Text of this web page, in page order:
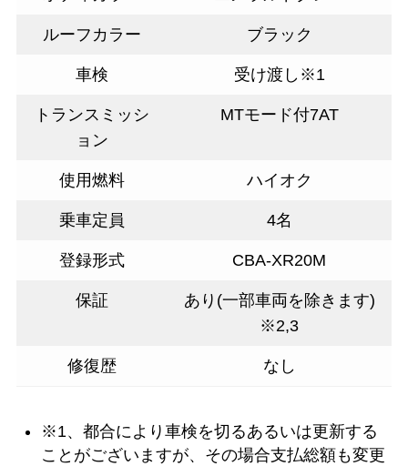
ルーフカラー ブラック
車検 受け渡し※1
トランスミッシ
ョン
MTモード付7AT
使用燃料 ハイオク
乗車定員 4名
登録形式 CBA-XR20M
保証
あり(一部車両を除きます)
※2,3
修復歴 なし
※1、都合により車検を切るあるいは更新する
ことがございますが、その場合支払総額も変更